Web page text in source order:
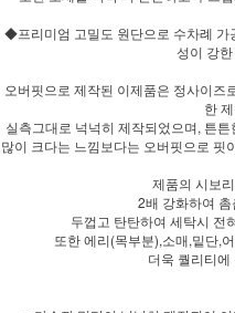
◆프리미엄 고밀도 원단으로 수차례 가
성이 강
오버핏으로 제작된 이제품은 정사이즈
한
실측그대로 넉넉히 제작되었으며, 튼
많이 크다는 느낌보다는 오버핏으로 핏
제품의 시보
2배 강화하여
두껍고 탄탄하여 세탁시 전
또한 에리(목부분),소매,밑단,
더욱 퀄리티